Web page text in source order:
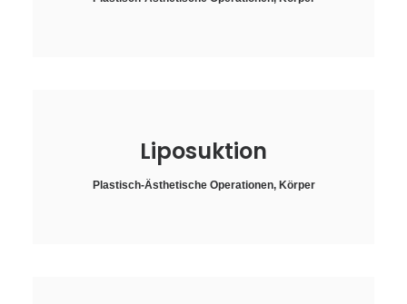
Liposuktion
Plastisch-Ästhetische Operationen, Körper